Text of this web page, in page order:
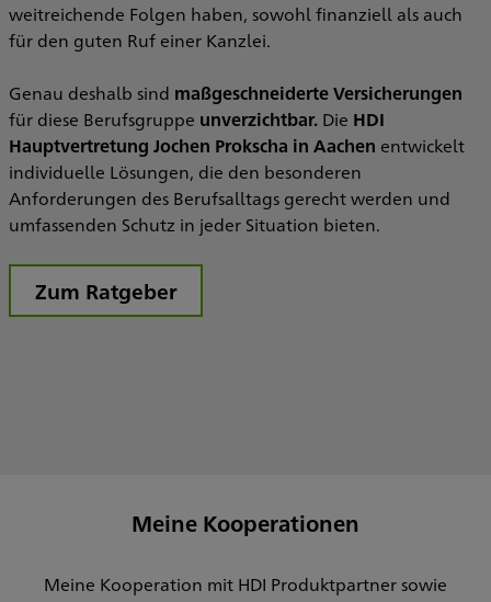
weitreichende Folgen haben, sowohl finanziell als auch
für den guten Ruf einer Kanzlei.
Genau deshalb sind maßgeschneiderte Versicherungen
für diese Berufsgruppe unverzichtbar. Die HDI
Hauptvertretung Jochen Prokscha in Aachen entwickelt
individuelle Lösungen, die den besonderen
Anforderungen des Berufsalltags gerecht werden und
umfassenden Schutz in jeder Situation bieten.
Zum Ratgeber
Meine Kooperationen
Meine Kooperation mit HDI Produktpartner sowie